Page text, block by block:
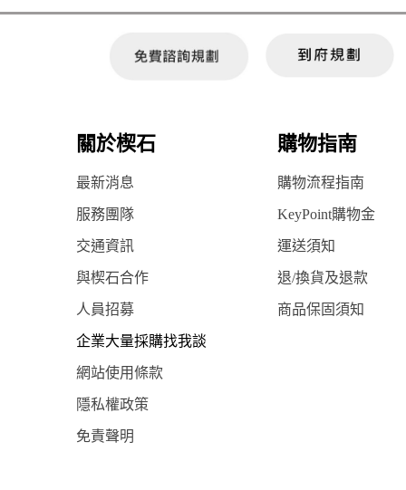
關於楔石 購物指南
最新消息 購物流程指南
服務團隊 KeyPoint購物金
交通資訊 運送須知
與楔石合作 退/換貨及退款
人員招募 商品保固須知
企業大量採購找我談
網站使用條款
隱私權政策
免責聲明